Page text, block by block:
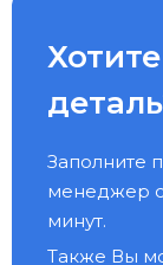
Заполните
менеджер
минут.
Также Вы